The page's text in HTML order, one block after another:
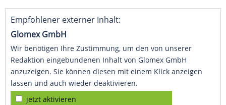
Empfohlener externer Inhalt:
Glomex GmbH
Wir benötigen Ihre Zustimmung, um den von unserer
Redaktion eingebundenen Inhalt von Glomex GmbH
anzuzeigen. Sie können diesen mit einem Klick anzeigen
lassen und auch wieder deaktivieren.
jetzt aktivieren